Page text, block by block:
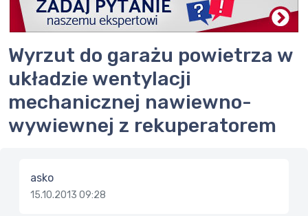
wyrzut do garażu powietrza w
układzie wentylacji
mechanicznej nawiewno-
wywiewnej z rekuperatorem
asko
15.10.2013 09:28